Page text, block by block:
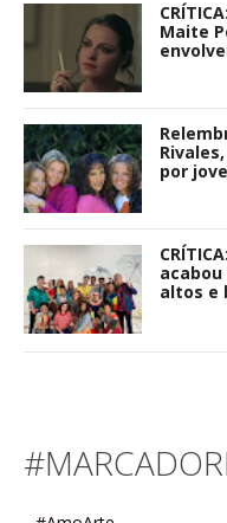
Maite
por
altos e